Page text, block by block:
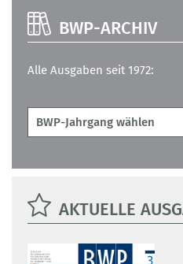
BWP-ARCHIV
Alle Ausgaben seit 1972:
AKTUELLE